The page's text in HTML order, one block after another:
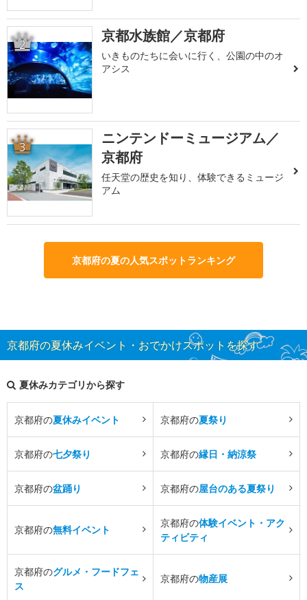
2 京都水族館／京都府
いきものたちに会いに行く、公園の中のオ
アシス
3
ニンテンドーミュージアム／
京都府
任天堂の歴史を知り、体験できるミュージ
アム
京都府の夏の人気スポットランキング
京都府の夏休みイベント・おでかけスポットを探す
夏休みカテゴリから探す
京都府の夏休みイベント 京都府の夏祭り
京都府の七夕祭り 京都府の縁日・納涼祭
京都府の盆踊り 京都府の屋台のある夏祭り
京都府の無料イベント
京都府の体験イベント・アク
ティビティ
京都府のグルメ・フードフェ
ス
京都府の物産展